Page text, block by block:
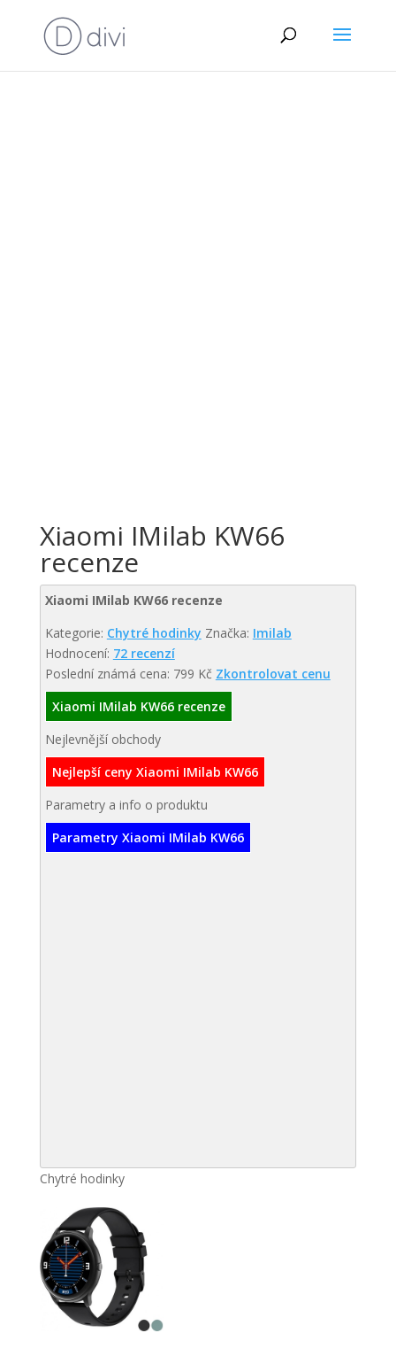
Xiaomi IMilab KW66
recenze
Xiaomi IMilab KW66 recenze
Kategorie: Chytré hodinky Značka: Imilab
Hodnocení: 72 recenzí
Poslední známá cena: 799 Kč Zkontrolovat cenu
Xiaomi IMilab KW66 recenze
Nejlevnější obchody
Nejlepší ceny Xiaomi IMilab KW66
Parametry a info o produktu
Parametry Xiaomi IMilab KW66
Chytré hodinky